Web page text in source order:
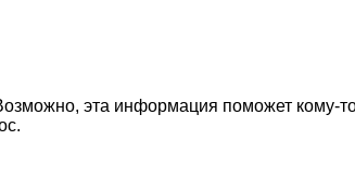
эта информация поможет кому-